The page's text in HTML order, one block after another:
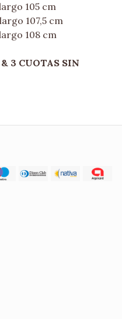
105 cm
107,5 cm
108 cm
3 CUOTAS SIN